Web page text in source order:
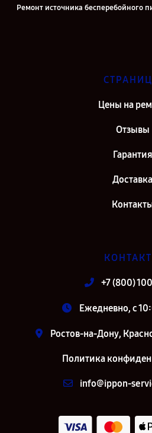
Ремонт источника бесперебойного
Ремонт источника бесперебойного
Ремонт источника бесперебойного
Цены на
Отзывы
Гарантия
Доставка
+7 (800)
Ежедневно, с
Ростов-на-Дону,
Политика
info@ippon-